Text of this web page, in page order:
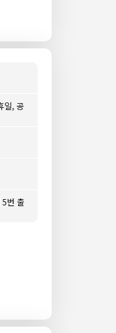
일, 공
5번 출